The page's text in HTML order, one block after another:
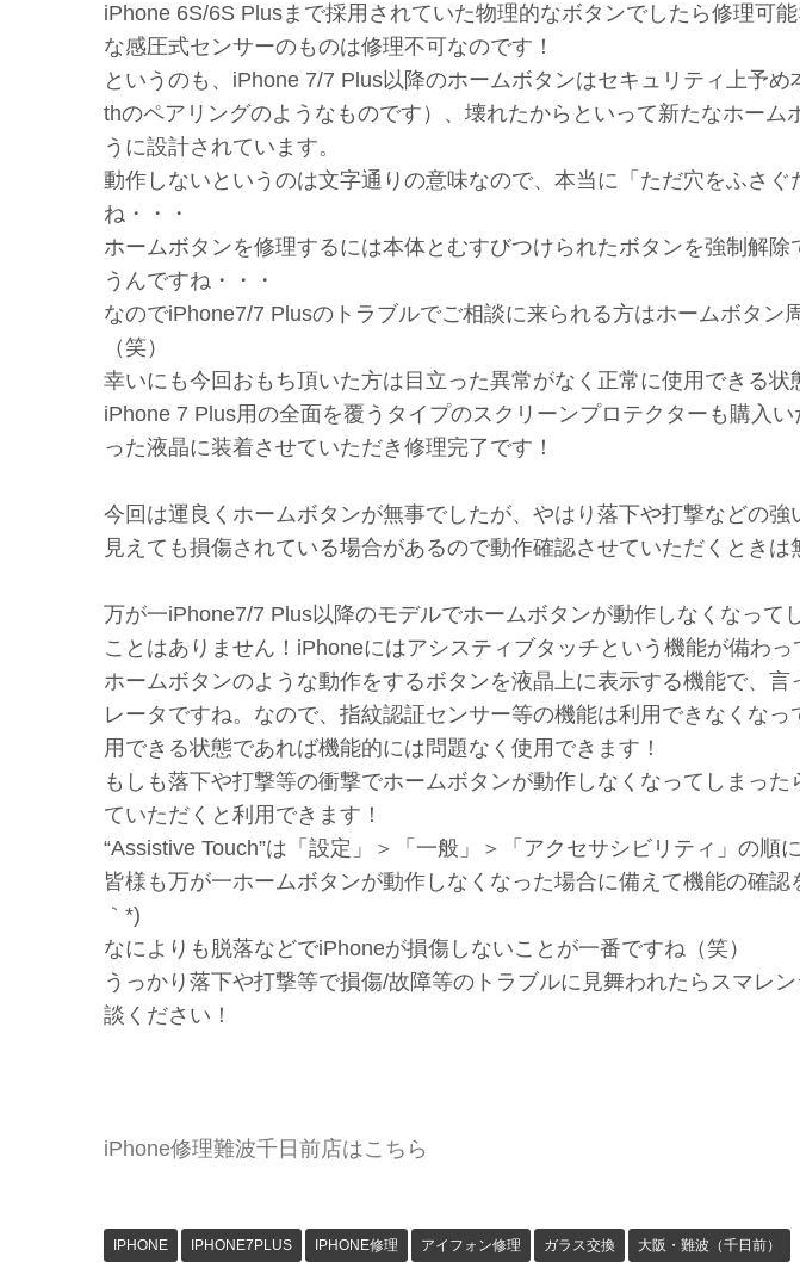
iPhone 6S/6S Plusまで採用されていた物理的なボタンでしたら修理可
な感圧式センサーのものは修理不可なのです！
というのも、iPhone 7/7 Plus以降のホームボタンはセキュリティ上予
thのペアリングのようなものです）、壊れたからといって新たなホーム
うに設計されています。
動作しないというのは文字通りの意味なので、本当に「ただ穴をふさ
ね・・・
ホームボタンを修理するには本体とむすびつけられたボタンを強制解除
うんですね・・・
なのでiPhone7/7 Plusのトラブルでご相談に来られる方はホームボタン
（笑）
幸いにも今回おもち頂いた方は目立った異常がなく正常に使用できる状
iPhone 7 Plus用の全面を覆うタイプのスクリーンプロテクターも購入
った液晶に装着させていただき修理完了です！
今回は運良くホームボタンが無事でしたが、やはり落下や打撃などの
見えても損傷されている場合があるので動作確認させていただくとき
万が一iPhone7/7 Plus以降のモデルでホームボタンが動作しなくなって
ことはありません！iPhoneにはアシスティブタッチという機能が備わ
ホームボタンのような動作をするボタンを液晶上に表示する機能で、
レータですね。なので、指紋認証センサー等の機能は利用できなくな
用できる状態であれば機能的には問題なく使用できます！
もしも落下や打撃等の衝撃でホームボタンが動作しなくなってしまった
ていただくと利用できます！
“Assistive Touch”は「設定」＞「一般」＞「アクセサシビリティ」の順
皆様も万が一ホームボタンが動作しなくなった場合に備えて機能の確
｀*)
なによりも脱落などでiPhoneが損傷しないことが一番ですね（笑）
うっかり落下や打撃等で損傷/故障等のトラブルに見舞われたらスマレ
談ください！
iPhone修理難波千日前店はこちら
IPHONE IPHONE7PLUS IPHONE修理 アイフォン修理 ガラス交換 大阪・難波（千日前）